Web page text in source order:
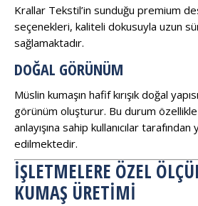
Krallar Tekstil’in sunduğu premium
seçenekleri, kaliteli dokusuyla uzun
sağlamaktadır.
DOĞAL GÖRÜNÜM
Müslin kumaşın hafif kırışık doğal
görünüm oluşturur. Bu durum
anlayışına sahip kullanıcılar
edilmektedir.
İŞLETMELERE ÖZEL
KUMAŞ ÜRETIMI